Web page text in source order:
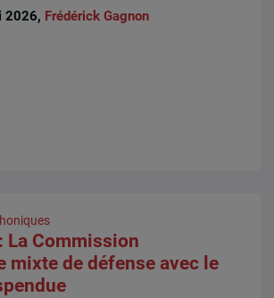
2026, Frédérick Gagnon
La Commission
mixte de défense avec le